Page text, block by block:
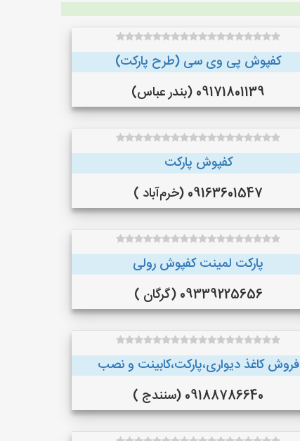
کفپوش پی وی سی (طرح پارکت)
09171801139 (بندر عباس)
کفپوش پارکت
09163601547 (خرم‌آباد )
پارکت لمینت کفپوش رولی
09339225656 (گرگان )
فروش کاغذ دیواری،پارکت،کابینت و نصب
09188786640 (سنندج )